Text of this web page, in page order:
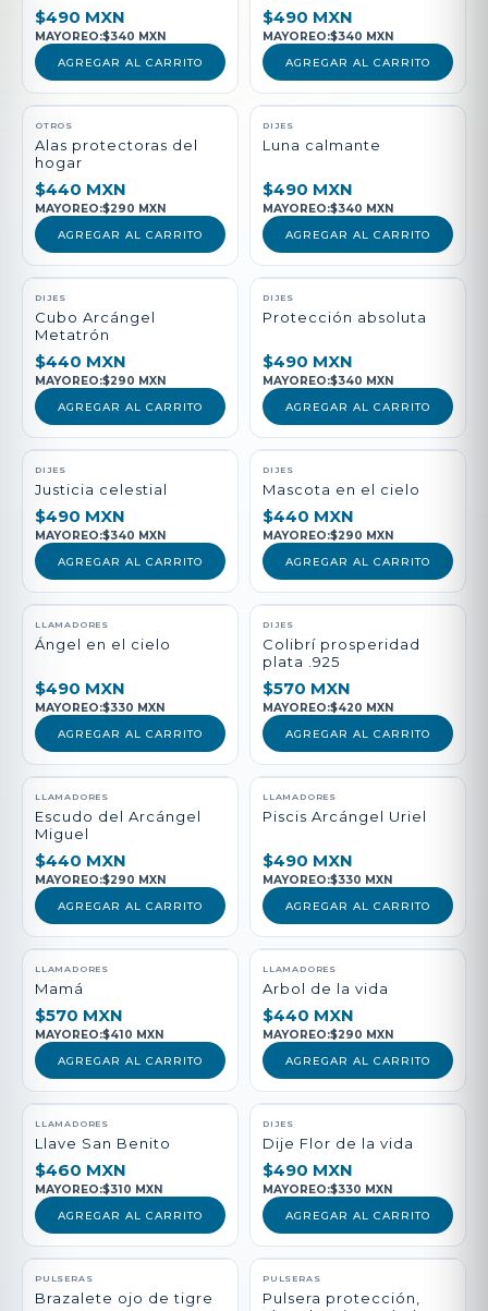
$490 MXN
MAYOREO:$340 MXN
AGREGAR AL CARRITO
$490 MXN
MAYOREO:$340 MXN
AGREGAR AL CARRITO
NUEVO
OTROS
Alas protectoras del
hogar
$440 MXN
MAYOREO:$290 MXN
AGREGAR AL CARRITO
DIJES
Luna calmante
$490 MXN
MAYOREO:$340 MXN
AGREGAR AL CARRITO
DIJES
Cubo Arcángel
Metatrón
$440 MXN
MAYOREO:$290 MXN
AGREGAR AL CARRITO
DIJES
Protección absoluta
$490 MXN
MAYOREO:$340 MXN
AGREGAR AL CARRITO
DIJES
Justicia celestial
$490 MXN
MAYOREO:$340 MXN
AGREGAR AL CARRITO
DIJES
Mascota en el cielo
$440 MXN
MAYOREO:$290 MXN
AGREGAR AL CARRITO
LLAMADORES
Ángel en el cielo
$490 MXN
MAYOREO:$330 MXN
AGREGAR AL CARRITO
DIJES
Colibrí prosperidad
plata .925
$570 MXN
MAYOREO:$420 MXN
AGREGAR AL CARRITO
LLAMADORES
Escudo del Arcángel
Miguel
$440 MXN
MAYOREO:$290 MXN
AGREGAR AL CARRITO
LLAMADORES
Piscis Arcángel Uriel
$490 MXN
MAYOREO:$330 MXN
AGREGAR AL CARRITO
LLAMADORES
Mamá
$570 MXN
MAYOREO:$410 MXN
AGREGAR AL CARRITO
LLAMADORES
Arbol de la vida
$440 MXN
MAYOREO:$290 MXN
AGREGAR AL CARRITO
LLAMADORES
Llave San Benito
$460 MXN
MAYOREO:$310 MXN
AGREGAR AL CARRITO
DIJES
Dije Flor de la vida
$490 MXN
MAYOREO:$330 MXN
AGREGAR AL CARRITO
PULSERAS
Brazalete ojo de tigre
PULSERAS
Pulsera protección,